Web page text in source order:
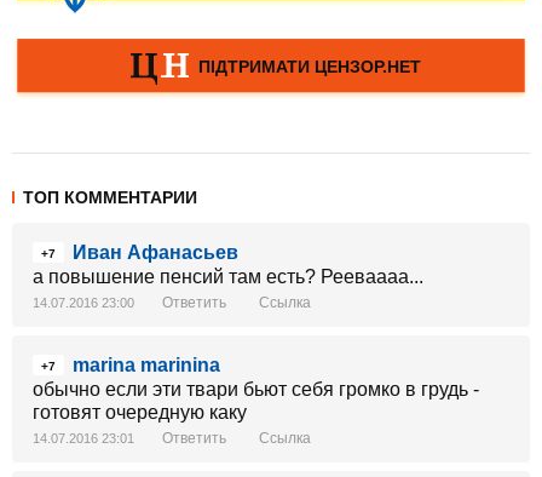
ТОП КОММЕНТАРИИ
+7
Иван Афанасьев
а повышение пенсий там есть? Рееваааа...
14.07.2016 23:00 Ответить Ссылка
+7
marina marinina
обычно если эти твари бьют себя громко в грудь -
готовят очередную каку
14.07.2016 23:01 Ответить Ссылка